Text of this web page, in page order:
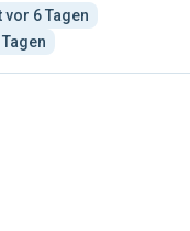
6 Tagen